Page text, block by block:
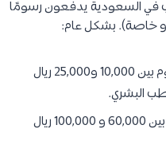
في السعودية يدفعون رسومًا
خاصة). بشكل عام:
تتراوح الرسوم بين 10,000 و25,000 ريال
البشري.
تتراوح الرسوم بين 60,000 و 100,000 ريال